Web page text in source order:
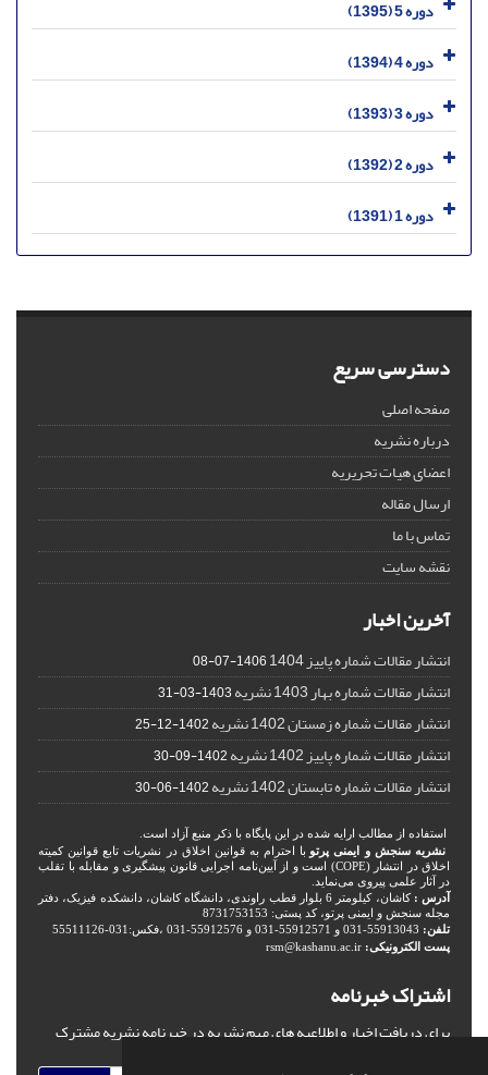
دوره 5 (1395)
دوره 4 (1394)
دوره 3 (1393)
دوره 2 (1392)
دوره 1 (1391)
دسترسی سریع
صفحه اصلی
درباره نشریه
اعضای هیات تحریریه
ارسال مقاله
تماس با ما
نقشه سایت
آخرین اخبار
انتشار مقالات شماره پاییز 1404 1406-07-08
انتشار مقالات شماره بهار 1403 نشریه 1403-03-31
انتشار مقالات شماره زمستان 1402 نشریه 1402-12-25
انتشار مقالات شماره پاییز 1402 نشریه 1402-09-30
انتشار مقالات شماره تابستان 1402 نشریه 1402-06-30
استفاده از مطالب ارایه شده در این پایگاه با ذکر منبع آزاد است.
نشریه سنجش و ایمنی پرتو با احترام به قوانین اخلاق در نشریات تابع قوانین کمیته
اخلاق در انتشار (COPE) است و از آیین‌نامه اجرایی قانون پیشگیری و مقابله با تقلب
در آثار علمی پیروی می‌نماید.
آدرس :
کاشان، کیلومتر 6 بلوار قطب راوندی، دانشگاه کاشان، دانشکده فیزیک، دفتر
مجله سنجش و ایمنی پرتو، کد پستی: 8731753153
تلفن:
پست الکترونیکی: rsm@kashanu.ac.ir
اشتراک خبرنامه
برای دریافت اخبار و اطلاعیه های مهم نشریه در خبرنامه نشریه مشترک